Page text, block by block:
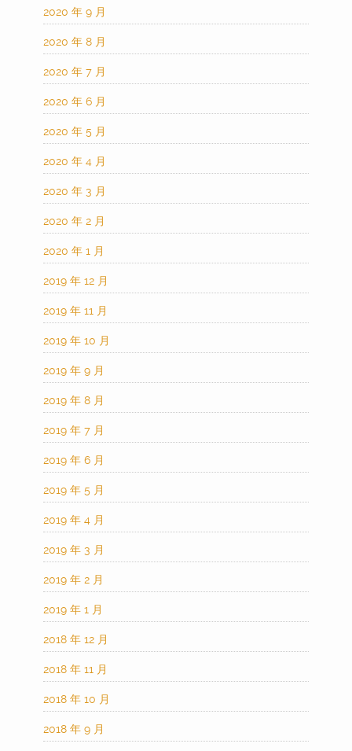
2020 年 9 月
2020 年 8 月
2020 年 7 月
2020 年 6 月
2020 年 5 月
2020 年 4 月
2020 年 3 月
2020 年 2 月
2020 年 1 月
2019 年 12 月
2019 年 11 月
2019 年 10 月
2019 年 9 月
2019 年 8 月
2019 年 7 月
2019 年 6 月
2019 年 5 月
2019 年 4 月
2019 年 3 月
2019 年 2 月
2019 年 1 月
2018 年 12 月
2018 年 11 月
2018 年 10 月
2018 年 9 月